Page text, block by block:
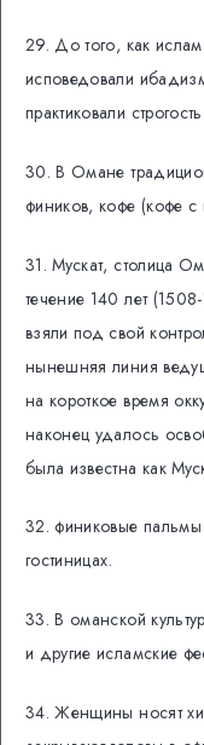
29. До того, как
исповедовали
практиковали
30. В Омане
фиников, кофе (кофе с
31. Мускат, столица
течение 140 лет
взяли под свой
нынешняя линия
на короткое время
наконец удалось
была известна как
32. финиковые
гостиницах.
33. В оманской
и другие исламские
34. Женщины носят